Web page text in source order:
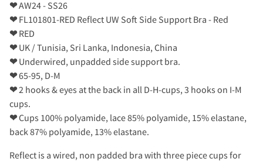
❤AW24 - SS26
❤FL101801-RED Reflect UW Soft Side Support Bra - Red
❤RED
❤UK / Tunisia, Sri Lanka, Indonesia, China
❤Underwired, unpadded side support bra.
❤65-95, D-M
❤2 hooks & eyes at the back in all D-H-cups, 3 hooks on I-M
cups.
❤Cups 100% polyamide, lace 85% polyamide, 15% elastane,
back 87% polyamide, 13% elastane.
Reflect is a wired, non padded bra with three piece cups for